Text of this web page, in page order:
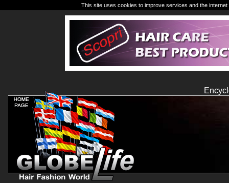
This site uses cookies to improve services and the